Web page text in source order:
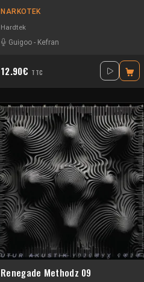
NARKOTEK
Hardtek
Guigoo - Kefran
12.90€ TTC
Renegade Methodz 09